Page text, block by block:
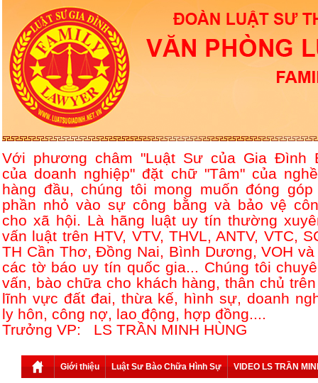
Với phương châm "Luật Sư của Gia Đình
của doanh nghiệp" đặt chữ "Tâm" của
hàng đầu, chúng tôi mong muốn đóng góp
phần nhỏ vào sự công bằng và bảo vệ
cho xã hội. Là hãng luật uy tín thường
vấn luật trên HTV, VTV, THVL, ANTV, VTC,
TH Cần Thơ, Đồng Nai, Bình Dương, VOH và
các tờ báo uy tín quốc gia... Chúng tôi
vấn, bào chữa cho khách hàng, thân chủ
lĩnh vực đất đai, thừa kế, hình sự, doanh
ly hôn, công nợ, lao động, hợp đồng....
Trưởng VP: LS TRẦN MINH HÙNG
Giới thiệu Luật Sư Bào Chữa Hình Sự VIDEO LS TRẦN